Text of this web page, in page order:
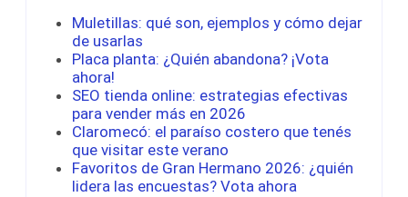
Muletillas: qué son, ejemplos y cómo dejar
de usarlas
Placa planta: ¿Quién abandona? ¡Vota
ahora!
SEO tienda online: estrategias efectivas
para vender más en 2026
Claromecó: el paraíso costero que tenés
que visitar este verano
Favoritos de Gran Hermano 2026: ¿quién
lidera las encuestas? Vota ahora